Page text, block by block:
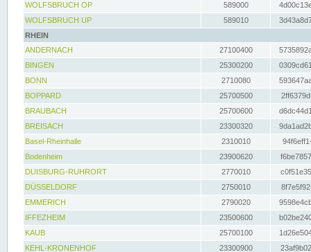
WOLFSBRUCH OP
589000
WOLFSBRUCH UP
589010
RHEIN
ANDERNACH
27100400
BINGEN
25300200
BONN
2710080
BOPPARD
25700500
BRAUBACH
25700600
BREISACH
23300320
Basel-Rheinhalle
2310010
Bodenheim
23900620
DUISBURG-RUHRORT
2770010
DÜSSELDORF
2750010
EMMERICH
2790020
IFFEZHEIM
23500600
KAUB
25700100
KEHL-KRONENHOF
23300900